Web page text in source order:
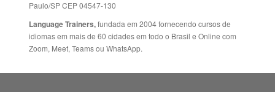
idiomas em mais de 60 cidades em todo o Brasil e Online com